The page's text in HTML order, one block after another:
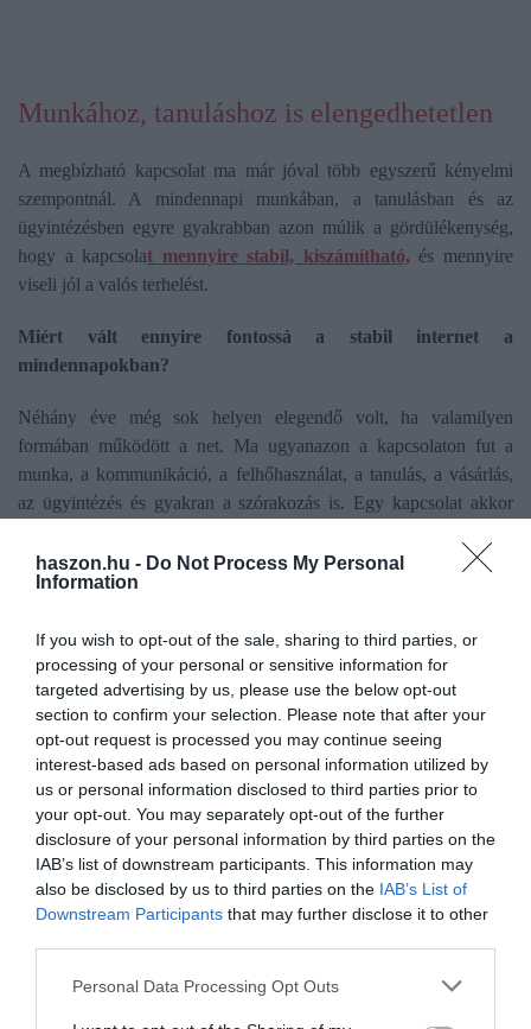
haszon.hu - Do Not Process My Personal
Information
If you wish to opt-out of the sale, sharing to third parties, or
processing of your personal or sensitive information for
targeted advertising by us, please use the below opt-out
section to confirm your selection. Please note that after your
opt-out request is processed you may continue seeing
interest-based ads based on personal information utilized by
us or personal information disclosed to third parties prior to
your opt-out. You may separately opt-out of the further
disclosure of your personal information by third parties on the
IAB’s list of downstream participants. This information may
also be disclosed by us to third parties on the IAB’s List of
Downstream Participants that may further disclose it to other
Please note that this website/app uses one or more Google
Personal Data Processing Opt Outs
Munkához, tanuláshoz is elengedhetetlen
A megbízható kapcsolat ma már jóval több egyszerű kényelmi
szempontnál. A mindennapi munkában, a tanulásban és az
ügyintézésben egyre gyakrabban azon múlik a gördülékenység,
hogy a kapcsolat mennyire stabil, kiszámítható, és mennyire
viseli jól a valós terhelést.
Miért vált ennyire fontossá a stabil internet a
mindennapokban?
Néhány éve még sok helyen elegendő volt, ha valamilyen
formában működött a net. Ma ugyanazon a kapcsolaton fut a
munka, a kommunikáció, a felhőhasználat, a tanulás, a vásárlás,
az ügyintézés és gyakran a szórakozás is. Egy kapcsolat akkor
és napközben is egyenletesen használható marad.
különösen bosszantó, ha megszakad egy videóhívás vagy lefagy a
streaming. Céges környezetben ennek már közvetlen hatása lehet
a határidőkre, az ügyfélkiszolgálásra és a napi működésre. Amikor
a stabil kapcsolat a folyamatos munkavégzés és az
ügyfélkiszolgálás egyik alapfeltétele, sokan elkezdenek
tudatosabban utánanézni annak is, hogy az üzleti internet milyen
előnyöket kínál.
tech pénzügyek rezsi mobilnet wifi